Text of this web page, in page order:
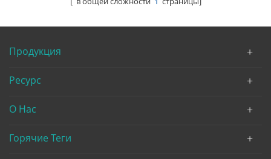
Продукция
Ресурс
О Нас
Горячие Теги